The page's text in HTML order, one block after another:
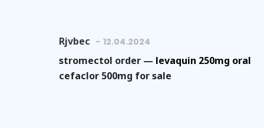
Rjvbec 12.04.2024
stromectol order — levaquin 250mg oral
cefaclor 500mg for sale